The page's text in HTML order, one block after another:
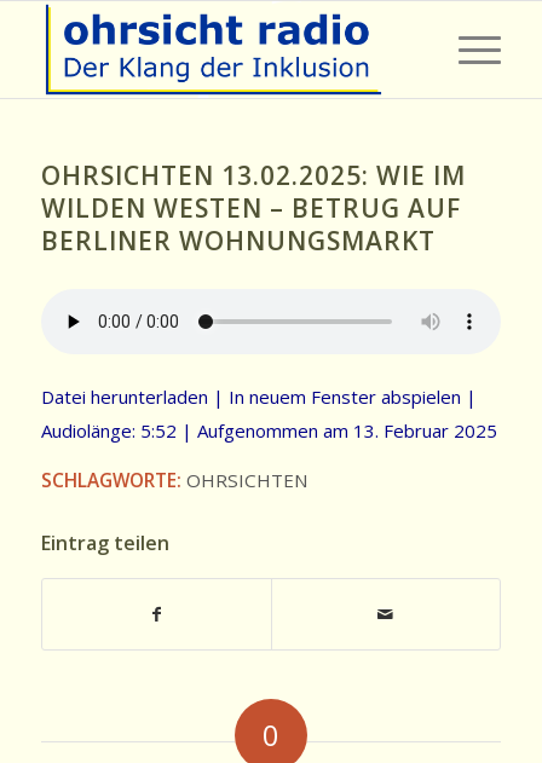
OHRSICHTEN 13.02.2025: WIE IM
WILDEN WESTEN – BETRUG AUF
BERLINER WOHNUNGSMARKT
Datei herunterladen | In neuem Fenster abspielen |
Audiolänge: 5:52 | Aufgenommen am 13. Februar 2025
SCHLAGWORTE: OHRSICHTEN
Eintrag teilen
0